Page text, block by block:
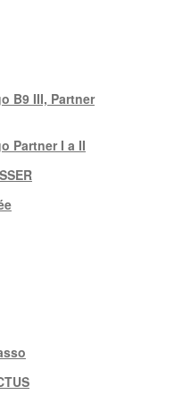
B9 III, Partner
Partner I a II